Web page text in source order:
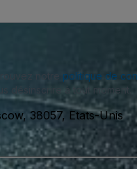
politique de
désinscrire à tout moment.
38057, Etats-Unis